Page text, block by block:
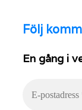
Följ
En gång i